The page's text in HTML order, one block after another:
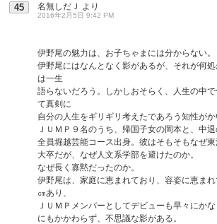
45 名無しだＪ より
2016年2月5日 9:42 PM
伊野尾の魅力は、お子ちゃまには分からない。
伊野尾にはなんとなく影があるが、それが何
は一生
語らないだろう。しかしおそらく、人生の中
て真剣に
自分の人生をギリギリ考えたであろう知性がか
ＪＵＭＰ９名のうち、帰国子女の岡本と、中
全員堀越芸能コース出身。彼はそもそもなぜ東
大卒だが、なぜ人文系学部を避けたのか。
なぜ長く寡黙だったのか。
伊野尾は、家庭に恵まれており、容姿に恵ま
㎝あり、
ＪＵＭＰメンバーとしてデビューも早々にかな
にもかかわらず、不思議な影がある。